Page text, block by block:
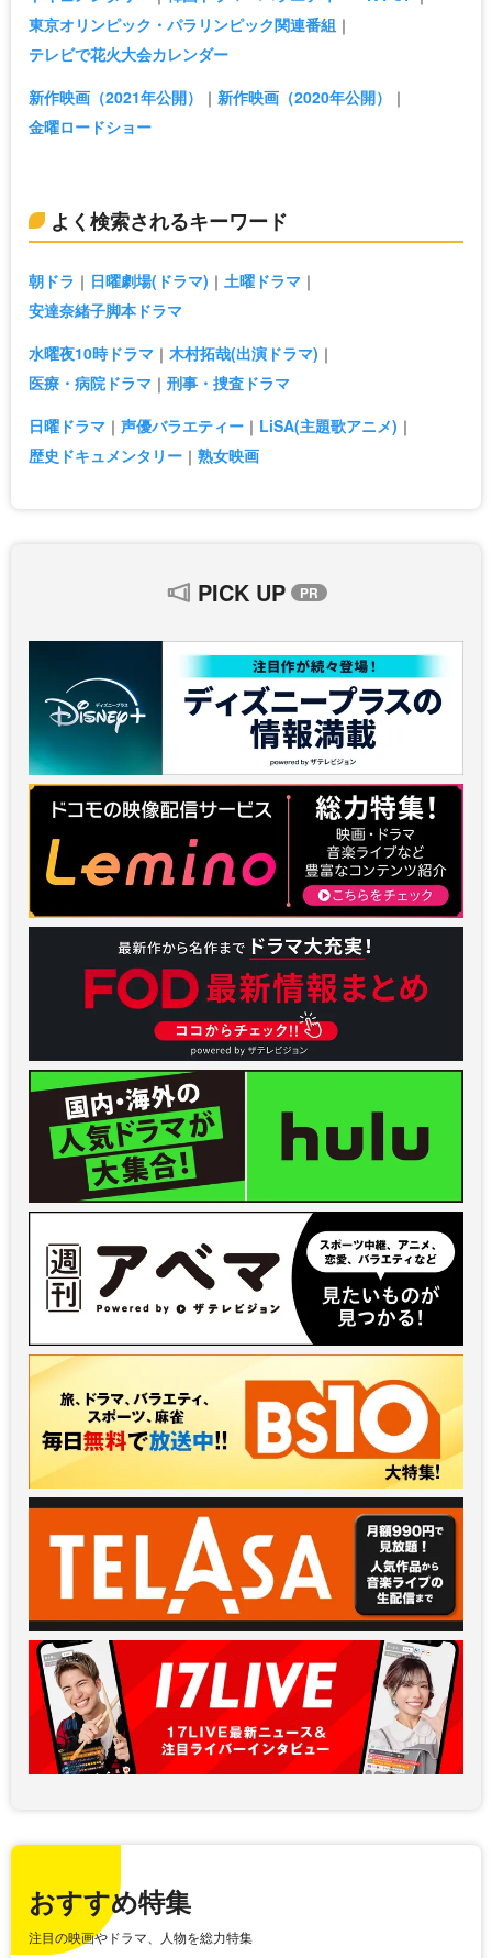
東京オリンピック・パラリンピック関連番組
テレビで花火大会カレンダー
新作映画（2021年公開）
新作映画（2020年公開）
金曜ロードショー
よく検索されるキーワード
朝ドラ 日曜劇場(ドラマ)
土曜ドラマ
安達奈緒子脚本ドラマ
水曜夜10時ドラマ
木村拓哉(出演ドラマ)
医療・病院ドラマ
刑事・捜査ドラマ
日曜ドラマ
声優バラエティー
LiSA(主題歌アニメ)
歴史ドキュメンタリー
熟女映画
PICK UP
おすすめ特集
注目の映画やドラマ、人物を総力特集